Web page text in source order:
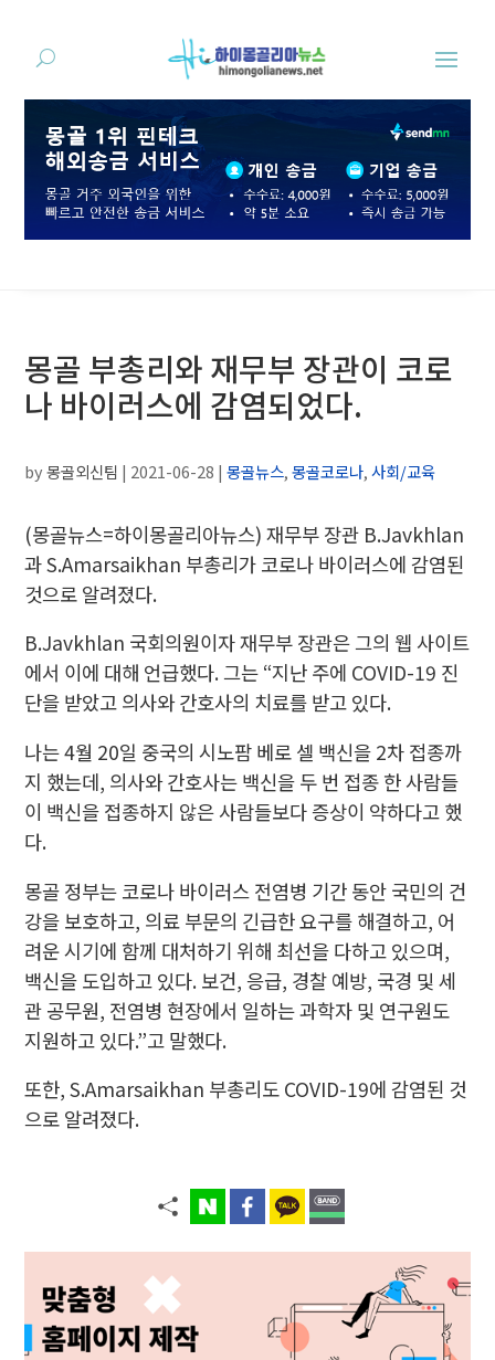
몽골 부총리와 재무부 장관이 코로
나 바이러스에 감염되었다.
by몽골외신팀 | 2021-06-28 |몽골뉴스,몽골코로나,사회/교육
(몽골뉴스=하이몽골리아뉴스) 재무부 장관 B.Javkhlan
과 S.Amarsaikhan 부총리가 코로나 바이러스에 감염된
것으로 알려졌다.
B.Javkhlan 국회의원이자 재무부 장관은 그의 웹 사이트
에서 이에 대해 언급했다. 그는 “지난 주에 COVID-19 진
단을 받았고 의사와 간호사의 치료를 받고 있다.
나는 4월 20일 중국의 시노팜 베로 셀 백신을 2차 접종까
지 했는데, 의사와 간호사는 백신을 두 번 접종 한 사람들
이 백신을 접종하지 않은 사람들보다 증상이 약하다고 했
다.
몽골 정부는 코로나 바이러스 전염병 기간 동안 국민의 건
강을 보호하고, 의료 부문의 긴급한 요구를 해결하고, 어
려운 시기에 함께 대처하기 위해 최선을 다하고 있으며,
백신을 도입하고 있다. 보건, 응급, 경찰 예방, 국경 및 세
관 공무원, 전염병 현장에서 일하는 과학자 및 연구원도
지원하고 있다.”고 말했다.
또한, S.Amarsaikhan 부총리도 COVID-19에 감염된 것
으로 알려졌다.